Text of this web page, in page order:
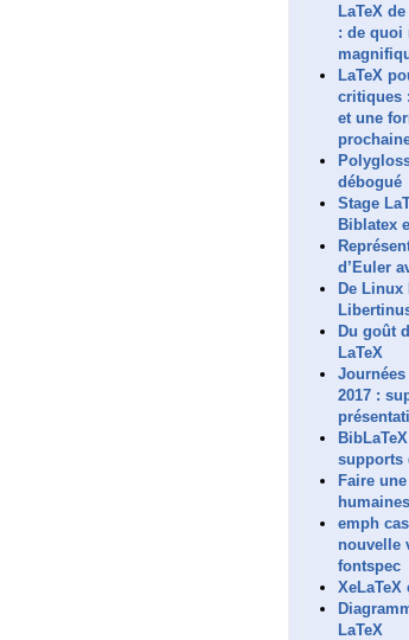
LaTeX
: de quoi
LaTeX
critiques
et une
débogué
Stage
Biblatex
d’Euler
De Linux
Du goût
LaTeX
Journées
2017 :
supports
Faire
emph
nouvelle
fontspec
XeLaTeX
LaTeX